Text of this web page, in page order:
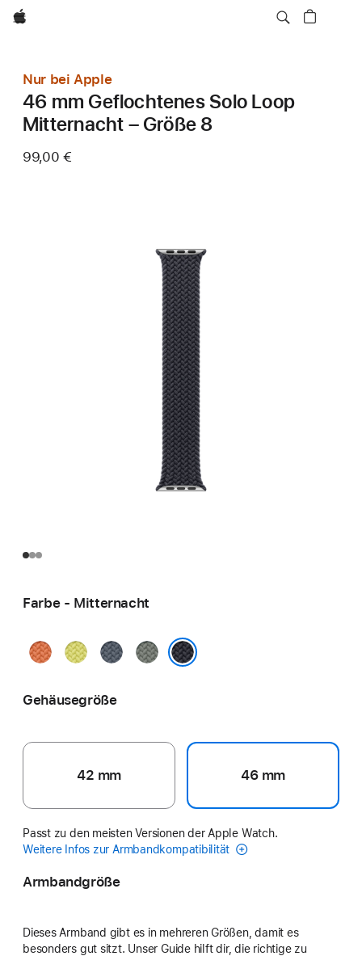
Apple
Nur bei Apple
46 mm Geflochtenes Solo Loop
Mitternacht – Größe 8
99,00 €
Farbe - Mitternacht
KurkumaNeongelbMaritimblau
Grüngrau
Gehäusegröße
42 mm 46 mm
Passt zu den meisten Versionen der Apple Watch.
Weitere Infos zur Armbandkompatibilität
Armbandgröße
Dieses Armband gibt es in mehreren Größen, damit es
besonders gut sitzt. Unser Guide hilft dir, die richtige zu